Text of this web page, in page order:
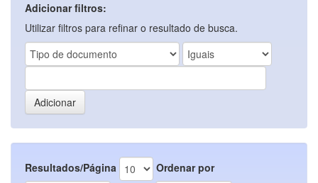
Adicionar filtros:
Utilizar filtros para refinar o resultado de busca.
Resultados/Página Ordenar por